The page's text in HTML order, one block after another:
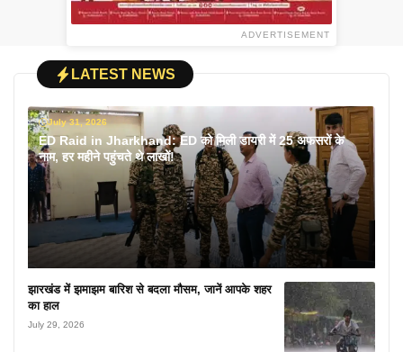
ADVERTISEMENT
LATEST NEWS
July 31, 2026
ED Raid in Jharkhand: ED को मिली डायरी में 25 अफसरों के
नाम, हर महीने पहुंचते थे लाखों!
झारखंड में झमाझम बारिश से बदला मौसम, जानें आपके शहर
का हाल
July 29, 2026